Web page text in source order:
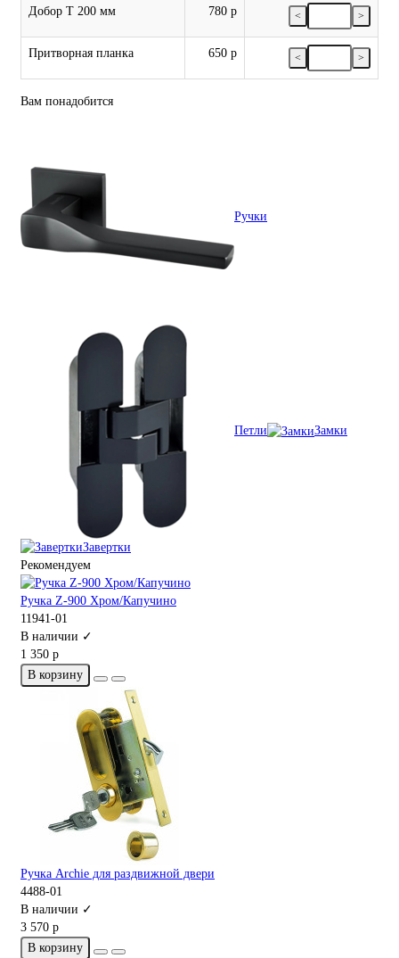
Добор Т 200 мм 780 р < >
Притворная планка 650 р < >
Вам понадобится
Ручки
Петли Замки
Завертки
Рекомендуем
Ручка Z-900 Хром/Капучино
11941-01
В наличии ✓
1 350 р
В корзину
Ручка Archie для раздвижной двери
4488-01
В наличии ✓
3 570 р
В корзину